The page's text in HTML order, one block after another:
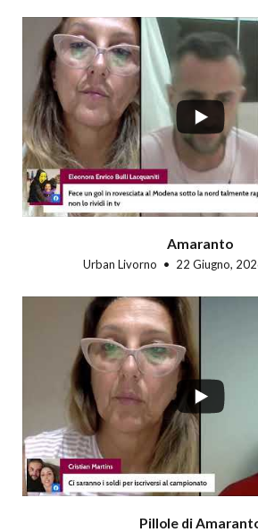
Amaranto
Urban Livorno 22 Giugno,
Pillole di